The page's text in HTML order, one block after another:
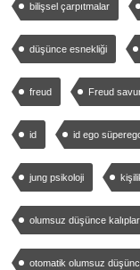
bilişsel çarpıtmalar
düşünce esnekliği
freud Freud
id id ego
jung psikoloji
olumsuz düşünce
otomatik olumsuz